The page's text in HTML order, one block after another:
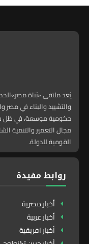
يُعد ملتقى «بُناة
حكومية موسعة، في ظل
مجال التعمير والتنمية
القومية للدولة.
روابط مفيدة
أخبار مصرية
أخبار عربية
أخبار افريقية